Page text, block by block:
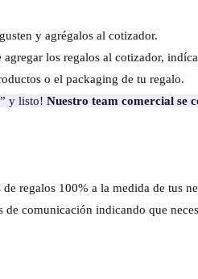
y agrégalos al cotizador.
los regalos al cotizador,
o el packaging de tu regalo.
y listo! Nuestro team comercial se
de regalos 100% a la medida de tus
comunicación indicando que